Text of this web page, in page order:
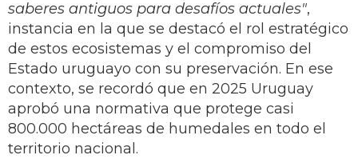
saberes antiguos para desafíos actuales",
instancia en la que se destacó el rol estratégico
de estos ecosistemas y el compromiso del
Estado uruguayo con su preservación. En ese
contexto, se recordó que en 2025 Uruguay
aprobó una normativa que protege casi
800.000 hectáreas de humedales en todo el
territorio nacional.